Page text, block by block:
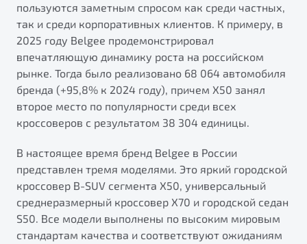
пользуются заметным спросом как среди частных,
так и среди корпоративных клиентов. К примеру, в
2025 году Belgee продемонстрировал
впечатляющую динамику роста на российском
рынке. Тогда было реализовано 68 064 автомобиля
бренда (+95,8% к 2024 году), причем X50 занял
второе место по популярности среди всех
кроссоверов с результатом 38 304 единицы.
В настоящее время бренд Belgee в России
представлен тремя моделями. Это яркий городской
кроссовер B-SUV сегмента X50, универсальный
среднеразмерный кроссовер X70 и городской седан
S50. Все модели выполнены по высоким мировым
стандартам качества и соответствуют ожиданиям